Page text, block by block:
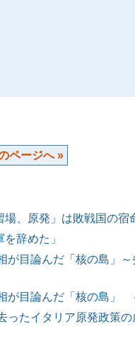
ページへ »
場、原発」は敗戦国の宿
辞めた」
が目論んだ「核の島」
が目論んだ「核の島」
ったイタリア原発政策の